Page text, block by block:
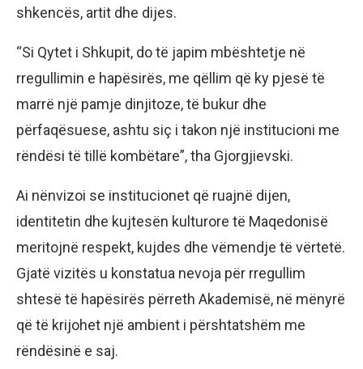
shkencës, artit dhe dijes.
“Si Qytet i Shkupit, do të japim mbështetje në
rregullimin e hapësirës, me qëllim që ky pjesë të
marrë një pamje dinjitoze, të bukur dhe
përfaqësuese, ashtu siç i takon një institucioni me
rëndësi të tillë kombëtare”, tha Gjorgjievski.
Ai nënvizoi se institucionet që ruajnë dijen,
identitetin dhe kujtesën kulturore të Maqedonisë
meritojnë respekt, kujdes dhe vëmendje të vërtetë.
Gjatë vizitës u konstatua nevoja për rregullim
shtesë të hapësirës përreth Akademisë, në mënyrë
që të krijohet një ambient i përshtatshëm me
rëndësinë e saj.